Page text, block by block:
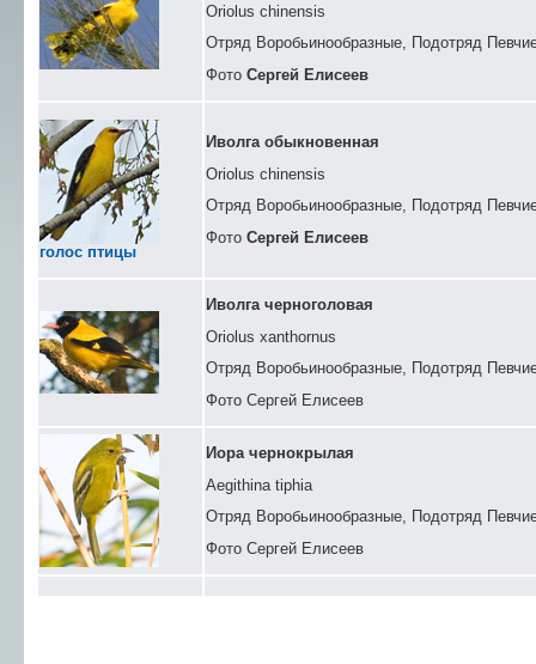
Oriolus chinensis
Отряд Воробьинообразные, Подотряд
Фото Сергей Елисеев
голос птицы
Иволга обыкновенная
Oriolus chinensis
Отряд Воробьинообразные, Подотряд
Фото Сергей Елисеев
Иволга черноголовая
Oriolus xanthornus
Отряд Воробьинообразные, Подотряд
Фото Сергей Елисеев
Иора чернокрылая
Aegithina tiphia
Отряд Воробьинообразные, Подотряд
Фото Сергей Елисеев